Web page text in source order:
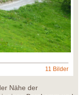
11 Bilder
Nähe der